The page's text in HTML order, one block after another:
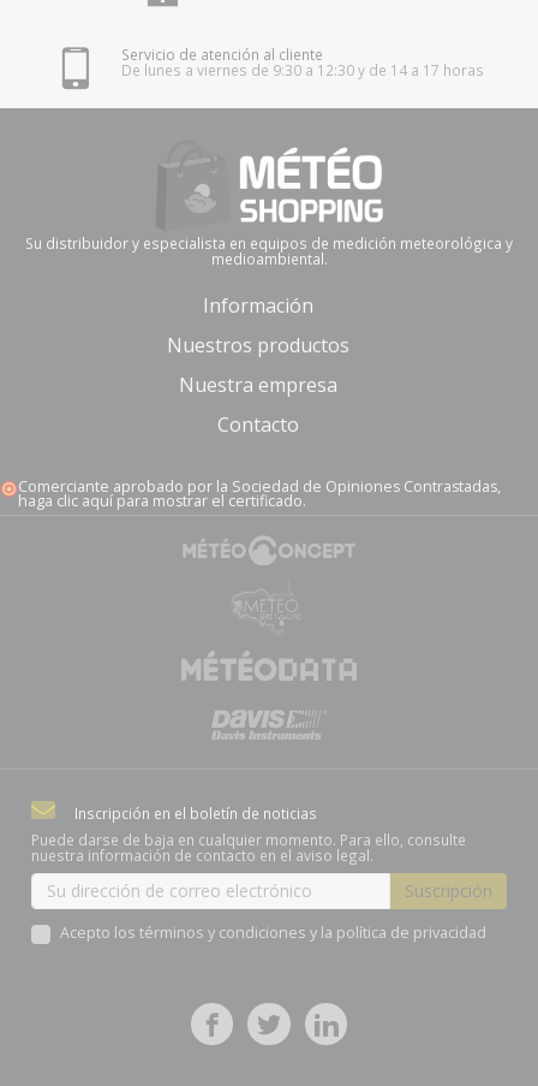
Servicio de atención al cliente
De lunes a viernes de 9:30 a 12:30 y de 14 a 17 horas
Su distribuidor y especialista en equipos de medición meteorológica y
medioambiental.
Información
Nuestros productos
Nuestra empresa
Contacto
Comerciante aprobado por la Sociedad de Opiniones Contrastadas,
haga clic aquí para mostrar el certificado.
Inscripción en el boletín de noticias
Puede darse de baja en cualquier momento. Para ello, consulte
nuestra información de contacto en el aviso legal.
Acepto los términos y condiciones y la política de privacidad